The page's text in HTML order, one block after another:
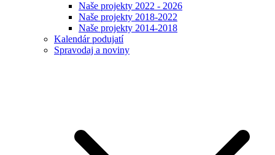
Naše projekty 2022 - 2026
Naše projekty 2018-2022
Naše projekty 2014-2018
Kalendár podujatí
Spravodaj a noviny